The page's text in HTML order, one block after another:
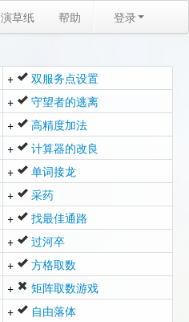
演草纸 帮助 登录
+
双服务点设置
+
守望者的逃离
+
高精度加法
+
计算器的改良
+
单词接龙
+
采药
+
找最佳通路
+
过河卒
+
方格取数
+
矩阵取数游戏
+
自由落体